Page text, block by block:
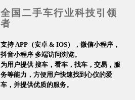
全国二手车行业科技引领
者
支持 APP（安卓 & IOS），微信小程序，
抖音小程序 多端访问浏览。
为用户提供 搜车，看车，找车，交易，服
务等能力，方便用户快速找到心仪的爱
车，并提供优质的服务。